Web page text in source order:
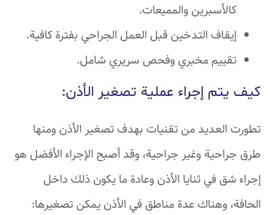
كالأسبرين والمميعات.
إيقاف التدخين قبل العمل الجراحي بفترة كافية.
تقييم مخبري وفحص سريري شامل.
كيف يتم إجراء عملية تصغير الأذن:
تطورت العديد من تقنيات بهدف تصغير الأذن ومنها
طرق جراحية وغير جراحية، وقد أصبح الإجراء الأفضل هو
إجراء شق في ثنايا الأذن وعادة ما يكون ذلك داخل
الحافة، وهناك عدة مناطق في الأذن يمكن تصغيرها: